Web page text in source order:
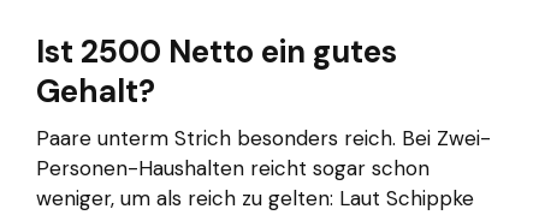
Ist 2500 Netto ein gutes
Gehalt?
Paare unterm Strich besonders reich. Bei Zwei-
Personen-Haushalten reicht sogar schon
weniger, um als reich zu gelten: Laut Schippke